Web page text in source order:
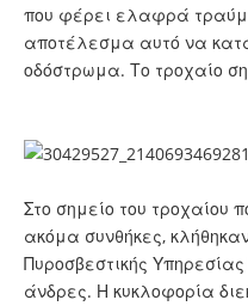
που φέρει ελαφρά
αποτέλεσμα αυτό να
οδόστρωμα. Το τροχαίο
Στο σημείο του τροχαίου
ακόμα συνθήκες,
Πυροσβεστικής
άνδρες. Η κυκλοφορία